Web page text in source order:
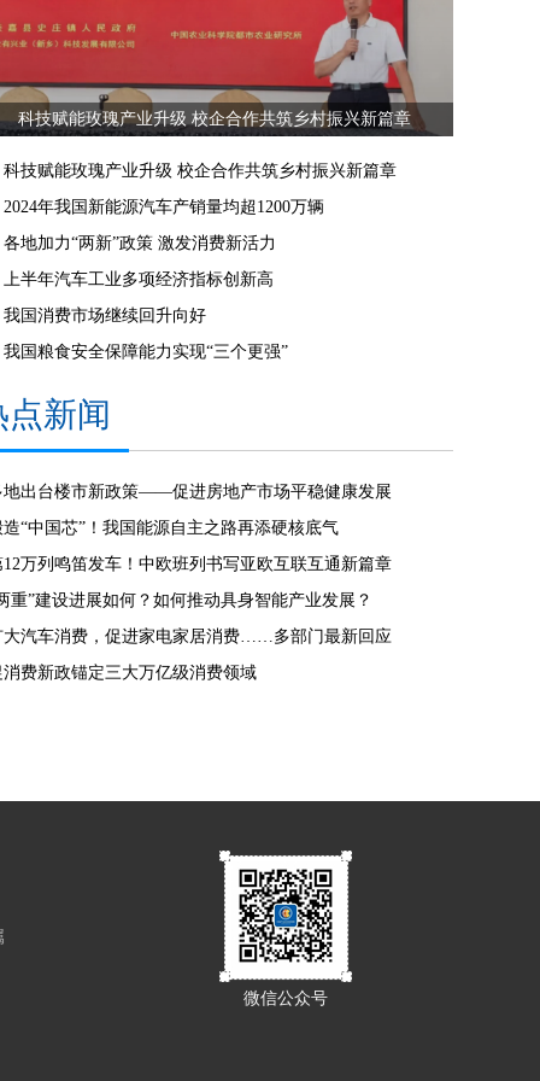
科技赋能玫瑰产业升级 校企合作共筑乡村振兴新篇章
科技赋能玫瑰产业升级 校企合作共筑乡村振兴新篇章
2024年我国新能源汽车产销量均超1200万辆
各地加力“两新”政策 激发消费新活力
上半年汽车工业多项经济指标创新高
我国消费市场继续回升向好
我国粮食安全保障能力实现“三个更强”
点新闻
地出台楼市新政策——促进房地产市场平稳健康发展
造“中国芯”！我国能源自主之路再添硬核底气
12万列鸣笛发车！中欧班列书写亚欧互联互通新篇章
重”建设进展如何？如何推动具身智能产业发展？
大汽车消费，促进家电家居消费……多部门最新回应
消费新政锚定三大万亿级消费领域
微信公众号